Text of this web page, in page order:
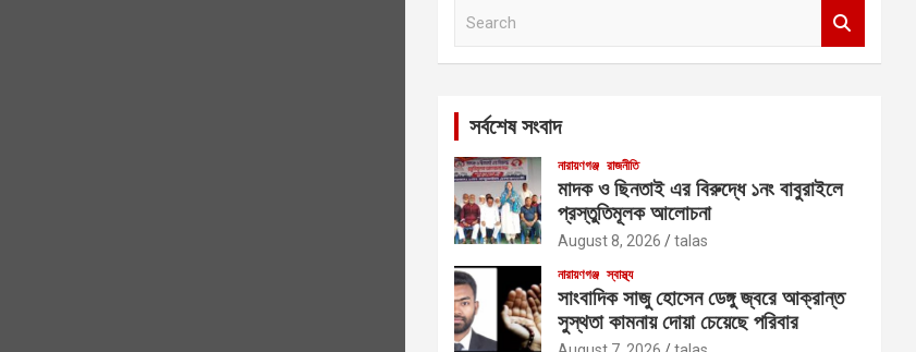
সর্বশেষ সংবাদ
নারায়ণগঞ্জ রাজনীতি
মাদক ও ছিনতাই এর বিরুদ্ধে ১নং বাবুরাইলে
প্রস্তুতিমূলক আলোচনা
August 8, 2026 talas
নারায়ণগঞ্জ স্বাস্থ্য
সাংবাদিক সাজু হোসেন ডেঙ্গু জ্বরে আক্রান্ত
সুস্থতা কামনায় দোয়া চেয়েছে পরিবার